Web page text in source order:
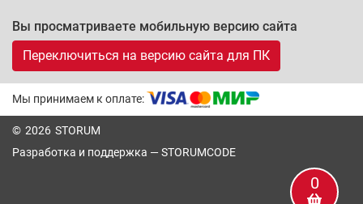
0
Вы просматриваете мобильную версию сайта
Переключиться на версию сайта для ПК
Мы принимаем к оплате:
© 2026 STORUM
Разработка и поддержка — STORUMCODE